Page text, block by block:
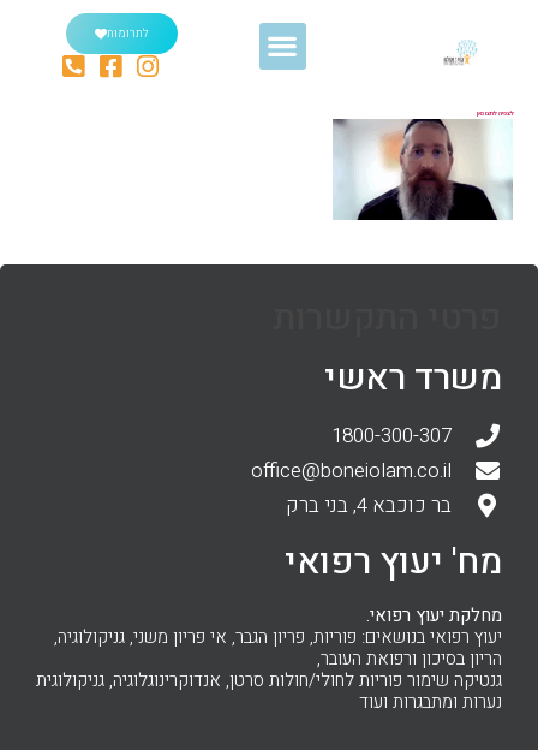
לתרומות
לצפיה לחצו כאן
משרד ראשי
1800-300-307
office@boneiolam.co.il
בר כוכבא 4, בני ברק
מח' יעוץ רפואי
מחלקת יעוץ רפואי.
יעוץ רפואי בנושאים: פוריות, פריון הגבר, אי פריון משני, גניקולוגיה,
הריון בסיכון ורפואת העובר,
גנטיקה שימור פוריות לחולי/חולות סרטן, אנדוקרינוגלוגיה, גניקולוגית
נערות ומתבגרות ועוד